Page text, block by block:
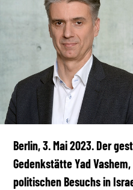
MEDIATHEK
Berlin, 3. Mai 2023. Der
Gedenkstätte Yad
politischen Besuchs in